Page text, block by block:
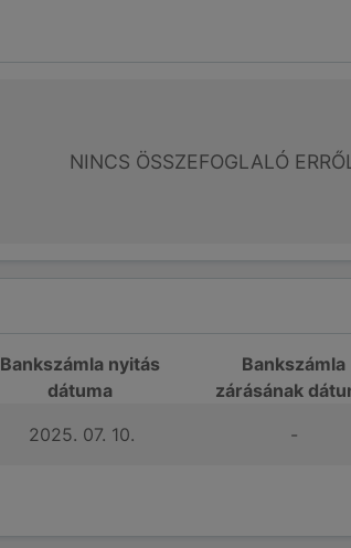
NINCS ÖSSZEFOGLALÓ
Bankszámla nyitás
dátuma
Bankszámla
zárásának
2025. 07. 10. -